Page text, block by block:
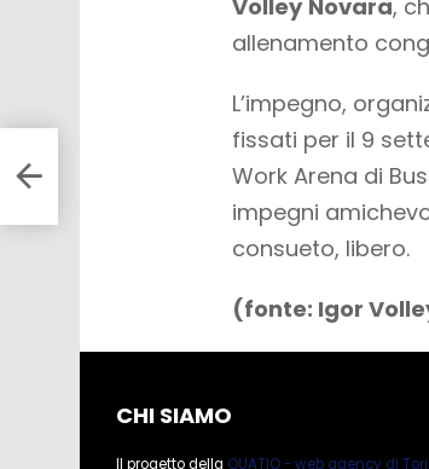
Volley Novara,
allenamento
L’impegno,
fissati per il 9
Work Arena di
impegni
consueto, libero.
(fonte: Igor
CHI SIAMO
Il progetto della QUATIO - web agency di